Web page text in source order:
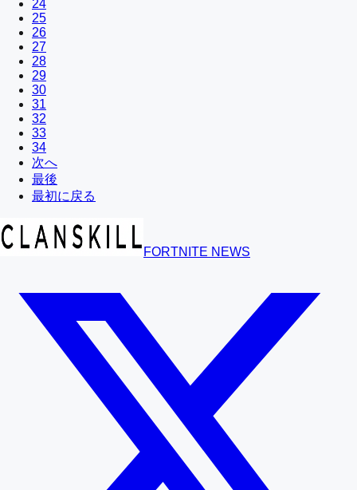
24
25
26
27
28
29
30
31
32
33
34
次へ
最後
最初に戻る
FORTNITE NEWS